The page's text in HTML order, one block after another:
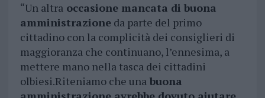
“Un altraoccasione mancata di buona
amministrazioneda parte del primo
cittadino con la complicità dei consiglieri di
maggioranza che continuano, l’ennesima, a
mettere mano nella tasca dei cittadini
olbiesi.Riteniamo che unabuona